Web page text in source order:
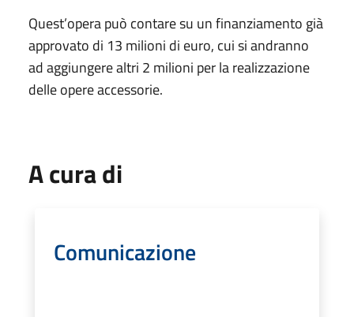
Quest’opera può contare su un finanziamento già
approvato di 13 milioni di euro, cui si andranno
ad aggiungere altri 2 milioni per la realizzazione
delle opere accessorie.
A cura di
Comunicazione